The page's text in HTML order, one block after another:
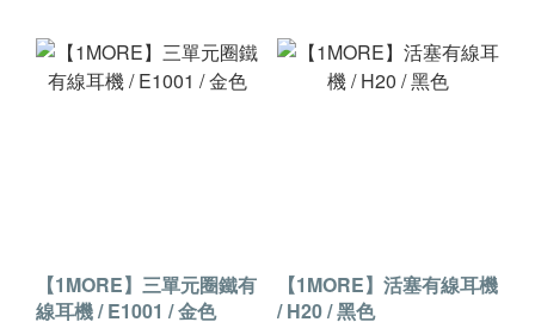
【1MORE】三單元圈鐵有
線耳機 / E1001 / 金色
【1MORE】活塞有線耳機
/ H20 / 黑色